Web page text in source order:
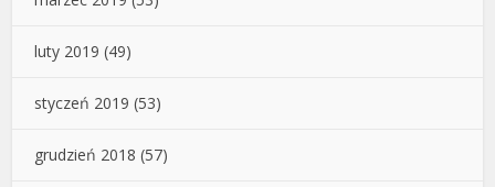
luty 2019 (49)
styczeń 2019 (53)
grudzień 2018 (57)